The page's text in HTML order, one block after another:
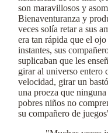
son maravillosos y
Bienaventuranza y
veces solía retar a sus
era tan rápida que el
instantes, sus
suplicaban que les
girar al universo entero
velocidad, girar un
una proeza que
pobres niños no
su compañero de